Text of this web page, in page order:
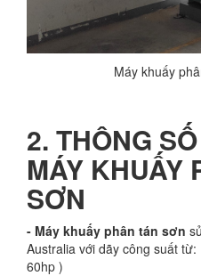
Máy khuấy
2. THÔNG
MÁY KHUẤY
SƠN
- Máy khuấy phân tán sơn
Australia với dãy công suất
60hp )